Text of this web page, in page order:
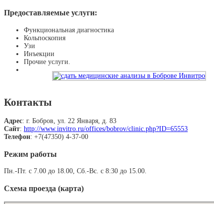
Предоставляемые услуги:
Функциональная диагностика
Кольпоскопия
Узи
Инъекции
Прочие услуги.
Контакты
Адрес: г. Бобров, ул. 22 Января, д. 83
Сайт: http://www.invitro.ru/offices/bobrov/clinic.php?ID=65553
Телефон: +7(47350) 4-37-00
Режим работы
Пн.-Пт. с 7.00 до 18.00, Сб.-Вс. с 8:30 до 15.00.
Схема проезда (карта)